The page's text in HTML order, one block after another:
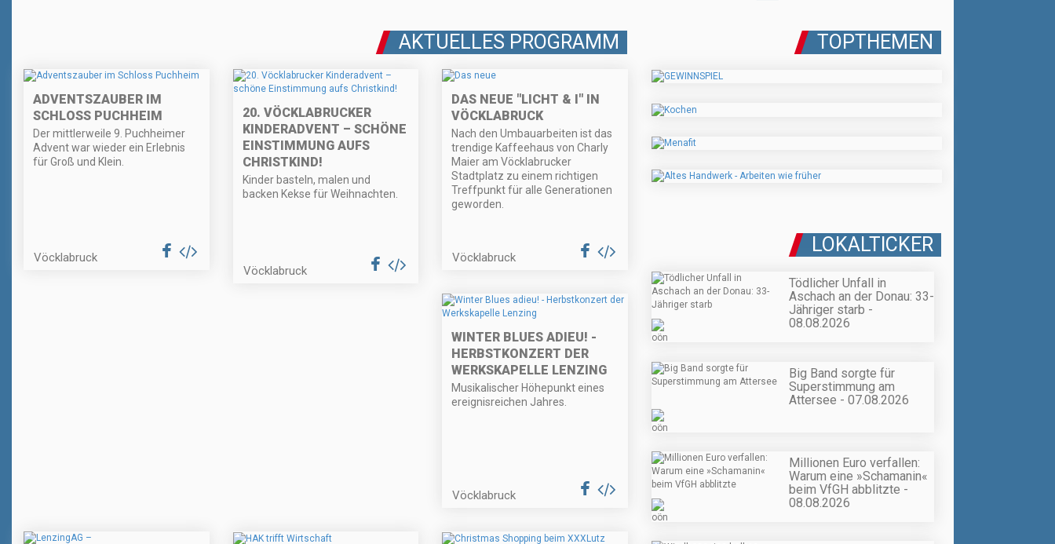
AKTUELLES PROGRAMM
ADVENTSZAUBER IM
SCHLOSS PUCHHEIM
Der mittlerweile 9. Puchheimer
Advent war wieder ein Erlebnis
für Groß und Klein.
Vöcklabruck
20. VÖCKLABRUCKER
KINDERADVENT – SCHÖNE
EINSTIMMUNG AUFS
CHRISTKIND!
Kinder basteln, malen und
backen Kekse für Weihnachten.
Vöcklabruck
DAS NEUE "LICHT & I" IN
VÖCKLABRUCK
Nach den Umbauarbeiten ist das
trendige Kaffeehaus von Charly
Maier am Vöcklabrucker
Stadtplatz zu einem richtigen
Treffpunkt für alle Generationen
geworden.
Vöcklabruck
WINTER BLUES ADIEU! -
HERBSTKONZERT DER
WERKSKAPELLE LENZING
Musikalischer Höhepunkt eines
ereignisreichen Jahres.
Vöcklabruck
TOPTHEMEN
LOKALTICKER
Tödlicher Unfall in
Aschach an der Donau: 33-
Jähriger starb -
08.08.2026
Big Band sorgte für
Superstimmung am
Attersee - 07.08.2026
Millionen Euro verfallen:
Warum eine »Schamanin«
beim VfGH abblitzte -
08.08.2026